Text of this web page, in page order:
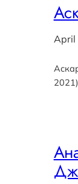
April
2021)